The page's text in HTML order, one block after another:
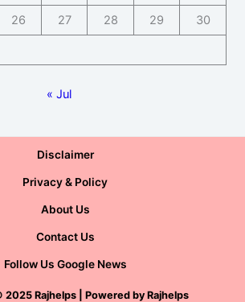
26 27 28 29 30
« Jul
Disclaimer
Privacy & Policy
About Us
Contact Us
Follow Us Google News
2025 Rajhelps | Powered by Rajhelps